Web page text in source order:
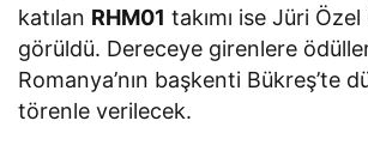
katılan RHM01 takımı ise Jüri Özel
görüldü. Dereceye girenlere
Romanya’nın başkenti Bükreş’te
törenle verilecek.